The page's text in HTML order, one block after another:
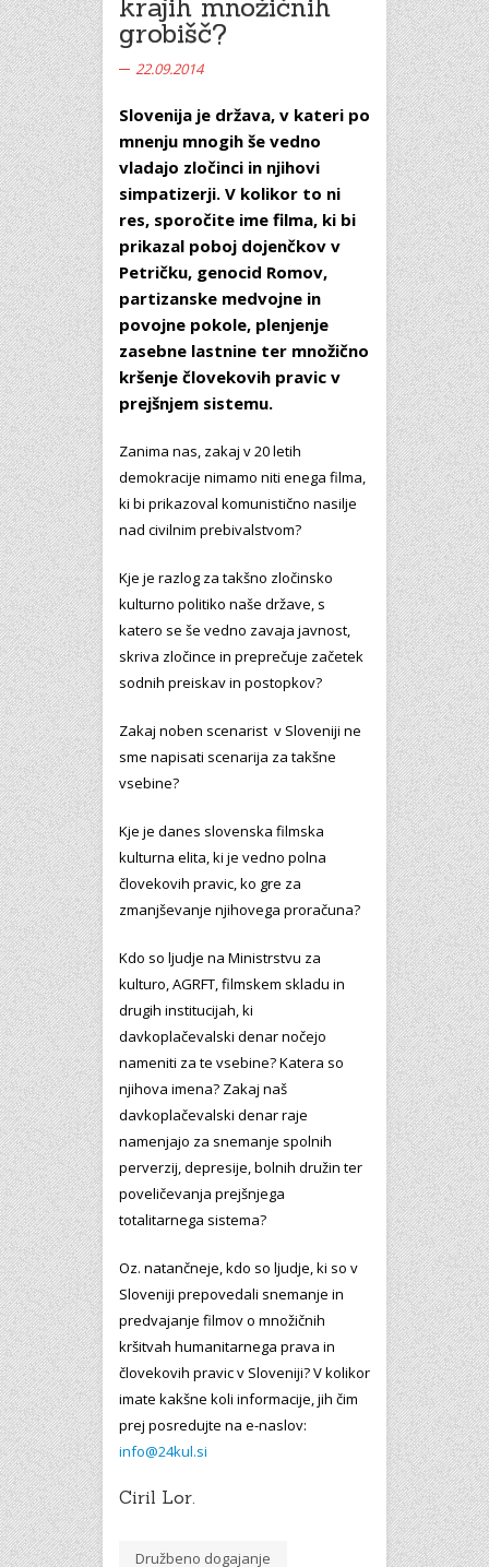
grobišč?
22.09.2014
Slovenija je država, v kateri po
mnenju mnogih še vedno
vladajo zločinci in njihovi
simpatizerji. V kolikor to ni
res, sporočite ime filma, ki bi
prikazal poboj dojenčkov v
Petričku, genocid Romov,
partizanske medvojne in
povojne pokole, plenjenje
zasebne lastnine ter množično
kršenje človekovih pravic v
prejšnjem sistemu.
Zanima nas, zakaj v 20 letih
demokracije nimamo niti enega filma,
ki bi prikazoval komunistično nasilje
nad civilnim prebivalstvom?
Kje je razlog za takšno zločinsko
kulturno politiko naše države, s
katero se še vedno zavaja javnost,
skriva zločince in preprečuje začetek
sodnih preiskav in postopkov?
Zakaj noben scenarist v Sloveniji ne
sme napisati scenarija za takšne
vsebine?
Kje je danes slovenska filmska
kulturna elita, ki je vedno polna
človekovih pravic, ko gre za
zmanjševanje njihovega proračuna?
Kdo so ljudje na Ministrstvu za
kulturo, AGRFT, filmskem skladu in
drugih institucijah, ki
davkoplačevalski denar nočejo
nameniti za te vsebine? Katera so
njihova imena? Zakaj naš
davkoplačevalski denar raje
namenjajo za snemanje spolnih
perverzij, depresije, bolnih družin ter
poveličevanja prejšnjega
totalitarnega sistema?
Oz. natančneje, kdo so ljudje, ki so v
Sloveniji prepovedali snemanje in
predvajanje filmov o množičnih
kršitvah humanitarnega prava in
človekovih pravic v Sloveniji? V kolikor
imate kakšne koli informacije, jih čim
prej posredujte na e-naslov:
info@24kul.si
Ciril Lor.
Družbeno dogajanje